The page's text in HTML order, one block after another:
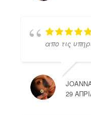
απο τις
29